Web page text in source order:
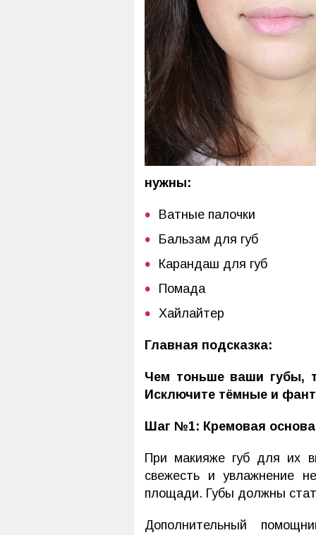
нужны:
Ватные палочки
Бальзам для губ
Карандаш для губ
Помада
Хайлайтер
Главная подсказка:
Чем тоньше ваши губы,
Исключите тёмные и
Шаг №1: Кремовая основа
При макияже губ для их
свежесть и увлажнение
площади. Губы должны
Дополнительный